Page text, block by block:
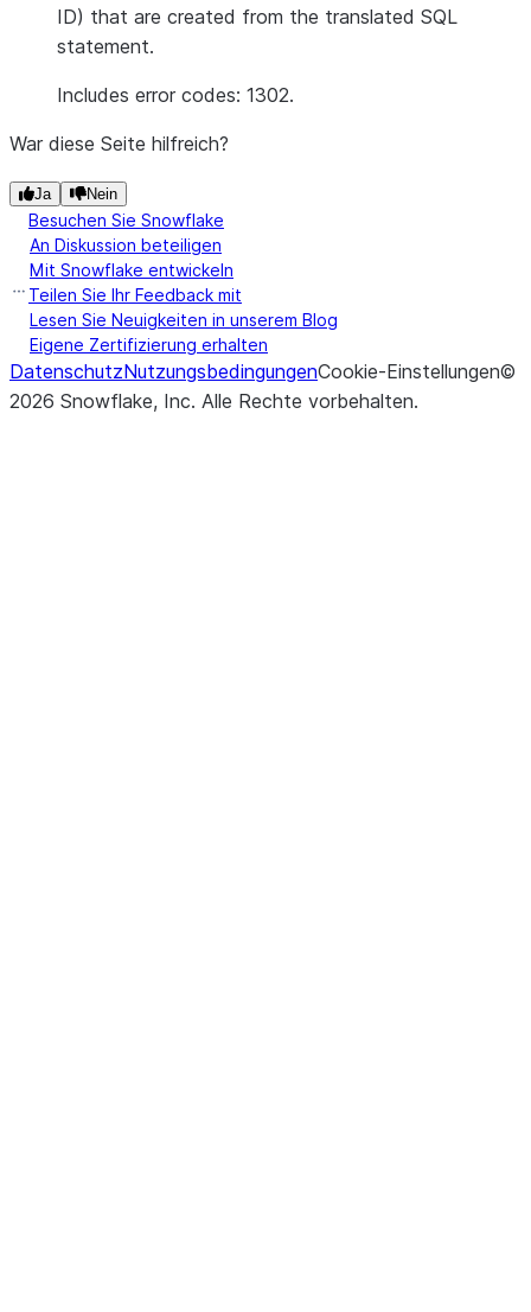
ID) that are created from the translated SQL
statement.
Includes error codes: 1302.
War diese Seite hilfreich?
Ja Nein
Besuchen Sie Snowflake
An Diskussion beteiligen
Mit Snowflake entwickeln
Teilen Sie Ihr Feedback mit
Lesen Sie Neuigkeiten in unserem Blog
Eigene Zertifizierung erhalten
DatenschutzNutzungsbedingungenCookie-Einstellungen©
2026 Snowflake, Inc. Alle Rechte vorbehalten.